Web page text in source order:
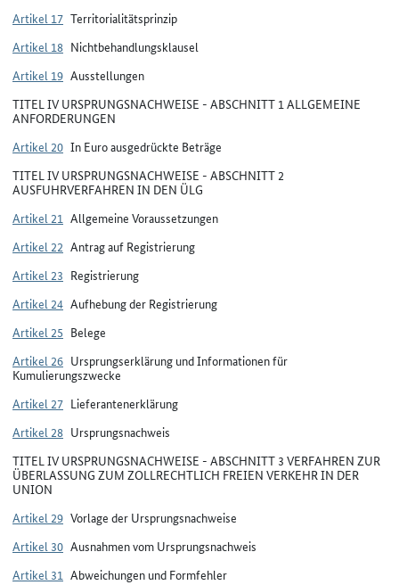
Artikel 17 Territorialitätsprinzip
Artikel 18 Nichtbehandlungsklausel
Artikel 19 Ausstellungen
TITEL IV URSPRUNGSNACHWEISE - ABSCHNITT 1 ALLGEMEINE
ANFORDERUNGEN
Artikel 20 In Euro ausgedrückte Beträge
TITEL IV URSPRUNGSNACHWEISE - ABSCHNITT 2
AUSFUHRVERFAHREN IN DEN ÜLG
Artikel 21 Allgemeine Voraussetzungen
Artikel 22 Antrag auf Registrierung
Artikel 23 Registrierung
Artikel 24 Aufhebung der Registrierung
Artikel 25 Belege
Artikel 26 Ursprungserklärung und Informationen für
Kumulierungszwecke
Artikel 27 Lieferantenerklärung
Artikel 28 Ursprungsnachweis
TITEL IV URSPRUNGSNACHWEISE - ABSCHNITT 3 VERFAHREN ZUR
ÜBERLASSUNG ZUM ZOLLRECHTLICH FREIEN VERKEHR IN DER
UNION
Artikel 29 Vorlage der Ursprungsnachweise
Artikel 30 Ausnahmen vom Ursprungsnachweis
Artikel 31 Abweichungen und Formfehler